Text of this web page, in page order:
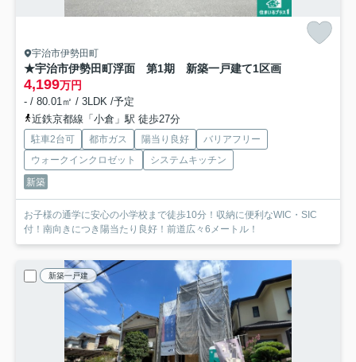
宇治市伊勢田町
★宇治市伊勢田町浮面 第1期 新築一戸建て1区画
4,199万円
- / 80.01㎡ / 3LDK /予定
近鉄京都線「小倉」駅 徒歩27分
駐車2台可 都市ガス 陽当り良好
バリアフリー
ウォークインクロゼット
システムキッチン
新築
お子様の通学に安心の小学校まで徒歩10分！収納に便利なWIC・SIC
付！南向きにつき陽当たり良好！前道広々6メートル！
新築一戸建